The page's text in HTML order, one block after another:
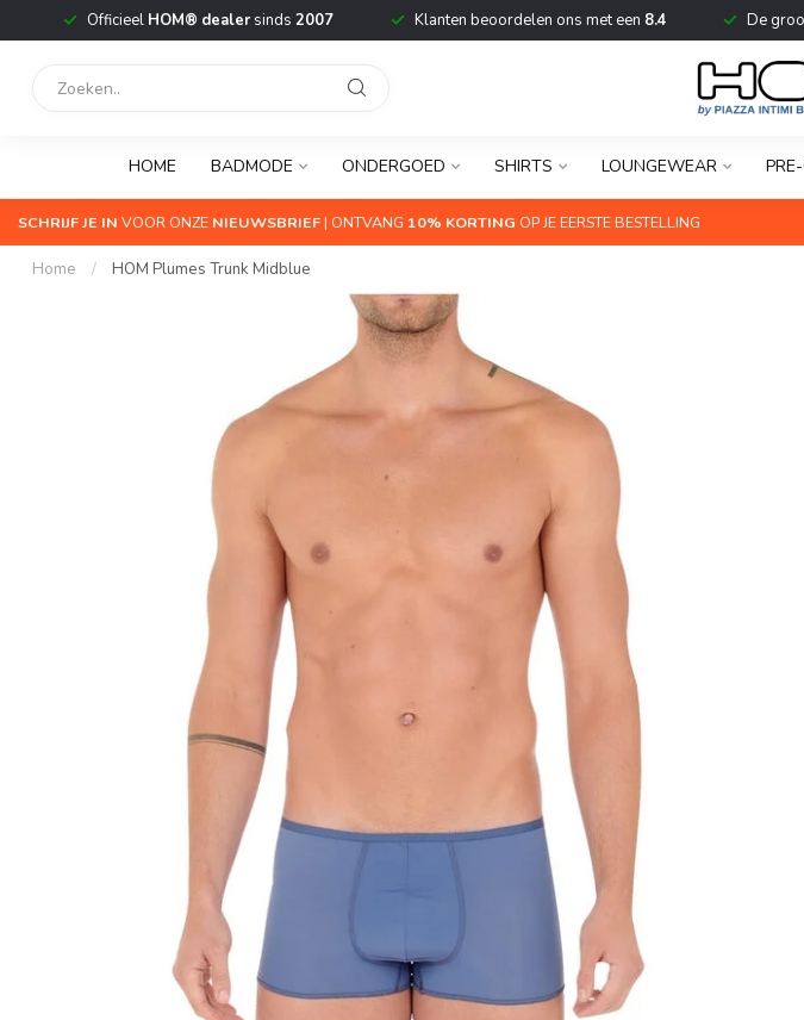
Officieel HOM® dealersinds 2007 Klanten beoordelen ons met een 8.4 De
HOME BADMODE ONDERGOED SHIRTS LOUNGEWEAR
SCHRIJF JE IN VOOR ONZE NIEUWSBRIEF| ONTVANG 10% KORTING OP JE EERSTE BESTELLING
Home / HOM Plumes Trunk Midblue